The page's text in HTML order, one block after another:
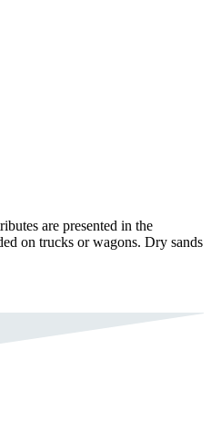
are presented in the
on trucks or wagons. Dry sands